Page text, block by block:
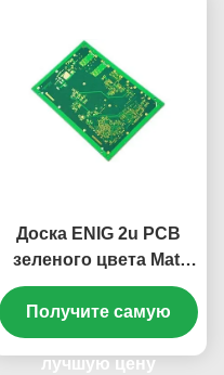
Доска ENIG 2u PCB
зеленого цвета Matt
электрическая
твердая» 12 слоя
2.2mm
Получите самую
лучшую цену